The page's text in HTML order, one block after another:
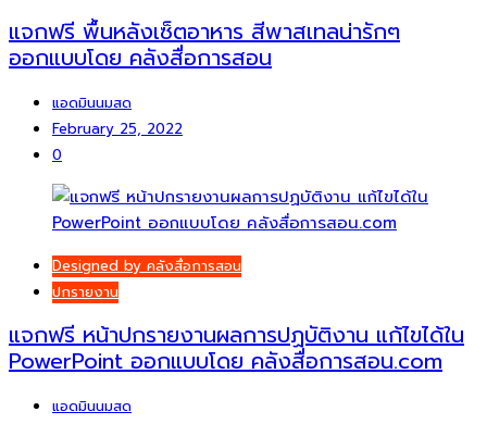
แจกฟรี พื้นหลังเซ็ตอาหาร สีพาสเทลน่ารักๆ
ออกแบบโดย คลังสื่อการสอน
แอดมินนมสด
February 25, 2022
0
Designed by คลังสื่อการสอน
ปกรายงาน
แจกฟรี หน้าปกรายงานผลการปฏบัติงาน แก้ไขได้ใน
PowerPoint ออกแบบโดย คลังสื่อการสอน.com
แอดมินนมสด